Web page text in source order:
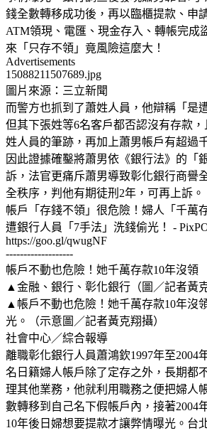
錢全數轉移成功後，再以臨櫃提款、申
ATM領現、電匯、現金存入、轉帳完成
來「只存不領」竟風險這麼大！
Advertisements
15088211507689.jpg
圖片來源：三立新聞
而警方也抓到了蕭姓人員，他辯稱「是
但其下張姓等6名客戶都否認沒有存款
姓人員的筆跡，再加上蕭男帳戶有超過
因此證據確鑿將蕭男依《銀行法》的「
訴，法官更痛斥蕭男導致彰化銀行商譽
全秩序，判他有期徒刑2年，可再上訴。
帳戶「存錢不領」很危險！婦人「千萬
遭銀行人員「7手法」洗錢偷光！ -
https://goo.gl/qwugNF
-------------------
帳戶不動也危險！她千萬存款10年沒
▲金融、銀行、彰化銀行（圖／記者黃克
▲帳戶不動也危險！她千萬存款10年沒
光。（示意圖／記者黃克翔攝）
社會中心／綜合報導
離職彰化銀行人員蕭鴻欽1997年至2004
名日籍婦人帳戶除了定存之外，長期都
理其他業務，他就利用職務之便把婦人
數轉移到自己名下假帳戶內，接著2004
10年後日婦想要提款才讓弊情曝光。台